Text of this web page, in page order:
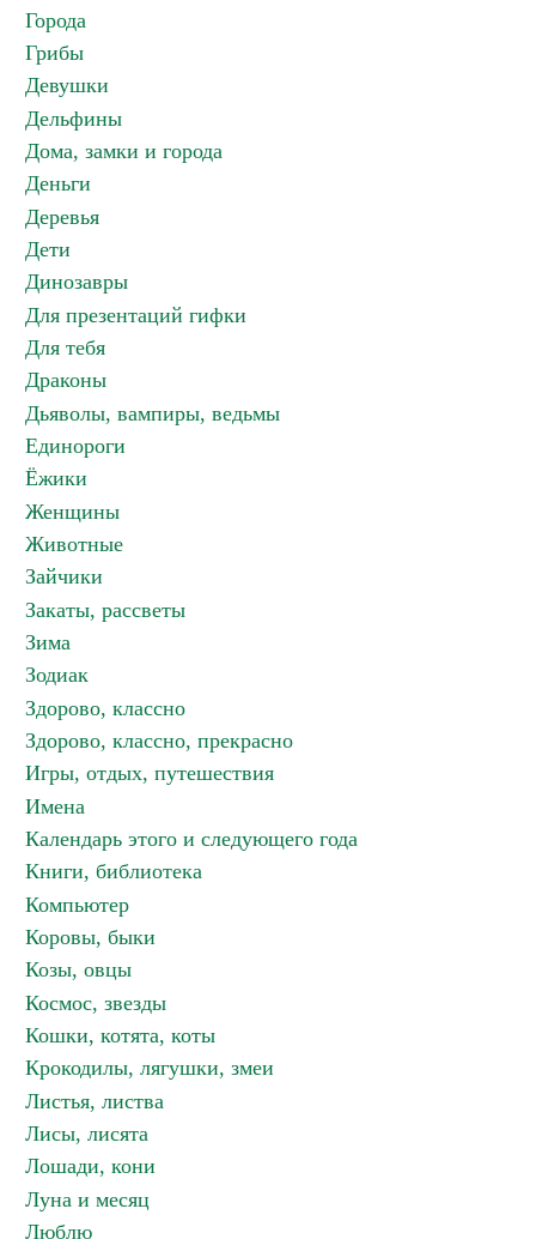
Города
Грибы
Девушки
Дельфины
Дома, замки и города
Деньги
Деревья
Дети
Динозавры
Для презентаций гифки
Для тебя
Драконы
Дьяволы, вампиры, ведьмы
Единороги
Ёжики
Женщины
Животные
Зайчики
Закаты, рассветы
Зима
Зодиак
Здорово, классно
Здорово, классно, прекрасно
Игры, отдых, путешествия
Имена
Календарь этого и следующего года
Книги, библиотека
Компьютер
Коровы, быки
Козы, овцы
Космос, звезды
Кошки, котята, коты
Крокодилы, лягушки, змеи
Листья, листва
Лисы, лисята
Лошади, кони
Луна и месяц
Люблю